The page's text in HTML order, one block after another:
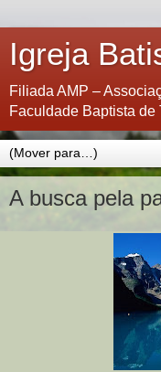
Igreja
Filiada AMP –
Faculdade Baptista de
A busca pela